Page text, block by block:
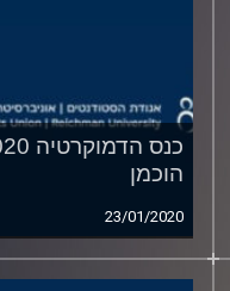
הוכמן
23/01/2020